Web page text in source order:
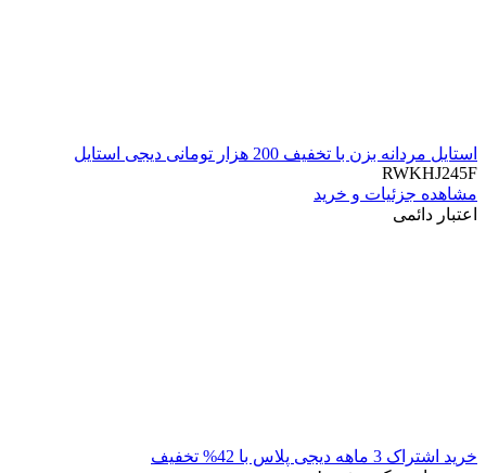
استایل مردانه بزن با تخفیف 200 هزار تومانی دیجی استایل
RWKHJ245F
مشاهده جزئیات و خرید
اعتبار دائمی
خرید اشتراک 3 ماهه دیجی پلاس با 42% تخفیف